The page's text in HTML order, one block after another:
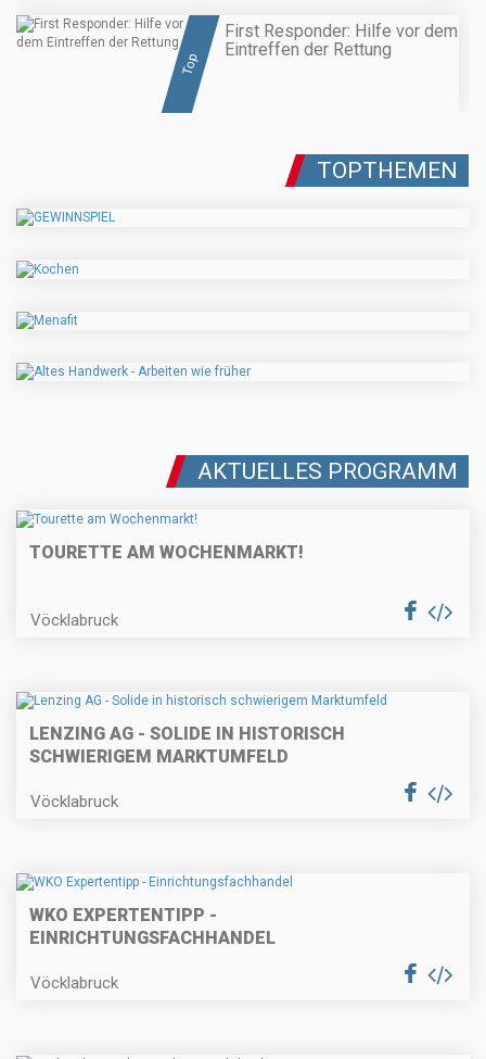
Top
First Responder: Hilfe vor dem
Eintreffen der Rettung
TOPTHEMEN
AKTUELLES PROGRAMM
TOURETTE AM WOCHENMARKT!
Vöcklabruck
LENZING AG - SOLIDE IN HISTORISCH
SCHWIERIGEM MARKTUMFELD
Vöcklabruck
WKO EXPERTENTIPP -
EINRICHTUNGSFACHHANDEL
Vöcklabruck